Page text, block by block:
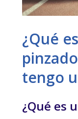
¿Qué
tengo
¿Qué es